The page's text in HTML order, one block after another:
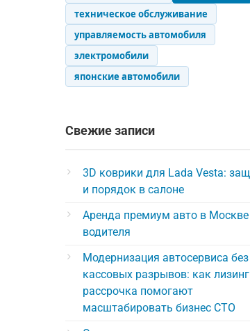
техническое обслуживание
управляемость автомобиля
электромобили
японские автомобили
Свежие записи
3D коврики для Lada Vesta:
и порядок в салоне
Аренда премиум авто в Москве
водителя
Модернизация автосервиса без
кассовых разрывов: как
рассрочка помогают
масштабировать бизнес СТО